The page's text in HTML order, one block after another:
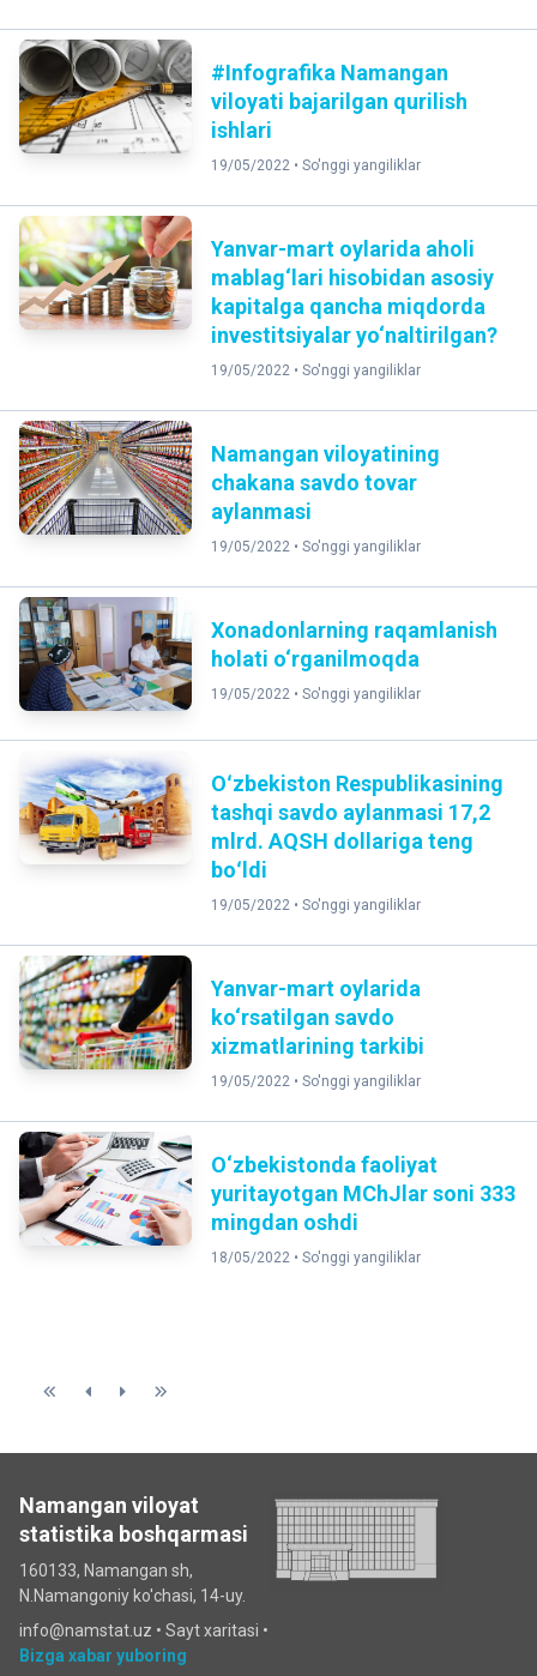
#Infografika Namangan
viloyati bajarilgan qurilish
ishlari
19/05/2022 • So'nggi yangiliklar
Yanvar-mart oylarida aholi
mablag‘lari hisobidan asosiy
kapitalga qancha miqdorda
investitsiyalar yo‘naltirilgan?
19/05/2022 • So'nggi yangiliklar
Namangan viloyatining
chakana savdo tovar
aylanmasi
19/05/2022 • So'nggi yangiliklar
Xonadonlarning raqamlanish
holati o‘rganilmoqda
19/05/2022 • So'nggi yangiliklar
Oʻzbekiston Respublikasining
tashqi savdo aylanmasi 17,2
mlrd. AQSH dollariga teng
boʻldi
19/05/2022 • So'nggi yangiliklar
Yanvar-mart oylarida
ko‘rsatilgan savdo
xizmatlarining tarkibi
19/05/2022 • So'nggi yangiliklar
O‘zbekistonda faoliyat
yuritayotgan MChJlar soni 333
mingdan oshdi
18/05/2022 • So'nggi yangiliklar
Namangan viloyat
statistika boshqarmasi
160133, Namangan sh,
N.Namangoniy ko'chasi, 14-uy.
info@namstat.uz • Sayt xaritasi •
Bizga xabar yuboring